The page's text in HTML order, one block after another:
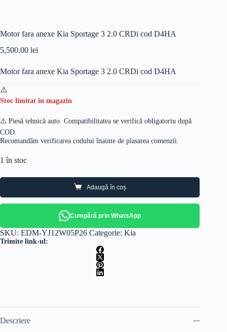
Motor fara anexe Kia Sportage 3 2.0 CRDi cod D4HA
5,500.00 lei
Motor fara anexe Kia Sportage 3 2.0 CRDi cod D4HA
Stoc limitat în magazin
⚠️ Piesă tehnică auto. Compatibilitatea se verifică obligatoriu după
COD.
Recomandăm verificarea codului înainte de plasarea comenzii.
1 în stoc
Adaugă în coș
Cumpără prin WhatsApp
SKU: EDM-YJ12W05P26 Categorie: Kia
Trimite link-ul:
Descriere